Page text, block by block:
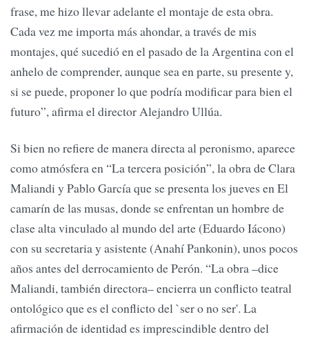
frase, me hizo llevar adelante el montaje de esta obra.
Cada vez me importa más ahondar, a través de mis
montajes, qué sucedió en el pasado de la Argentina con el
anhelo de comprender, aunque sea en parte, su presente y,
si se puede, proponer lo que podría modificar para bien el
futuro”, afirma el director Alejandro Ullúa.
Si bien no refiere de manera directa al peronismo, aparece
como atmósfera en “La tercera posición”, la obra de Clara
Maliandi y Pablo García que se presenta los jueves en El
camarín de las musas, donde se enfrentan un hombre de
clase alta vinculado al mundo del arte (Eduardo Iácono)
con su secretaria y asistente (Anahí Pankonin), unos pocos
años antes del derrocamiento de Perón. “La obra –dice
Maliandi, también directora– encierra un conflicto teatral
ontológico que es el conflicto del `ser o no ser'. La
afirmación de identidad es imprescindible dentro del